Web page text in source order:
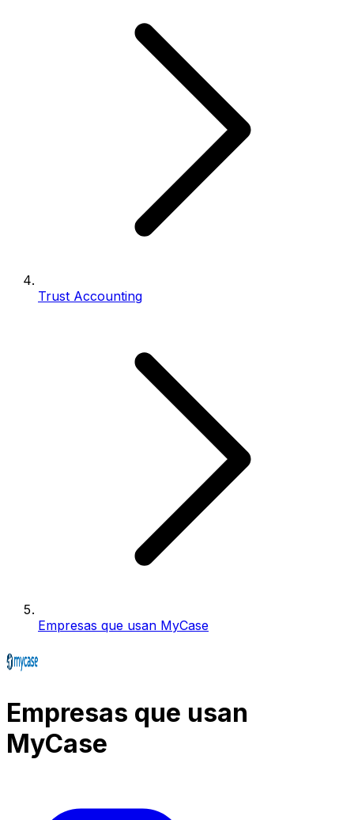
Trust Accounting
Empresas que usan MyCase
Empresas que usan
MyCase